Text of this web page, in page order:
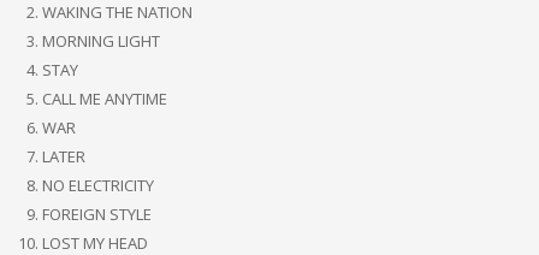
WAKING THE NATION
MORNING LIGHT
STAY
CALL ME ANYTIME
WAR
LATER
NO ELECTRICITY
FOREIGN STYLE
LOST MY HEAD